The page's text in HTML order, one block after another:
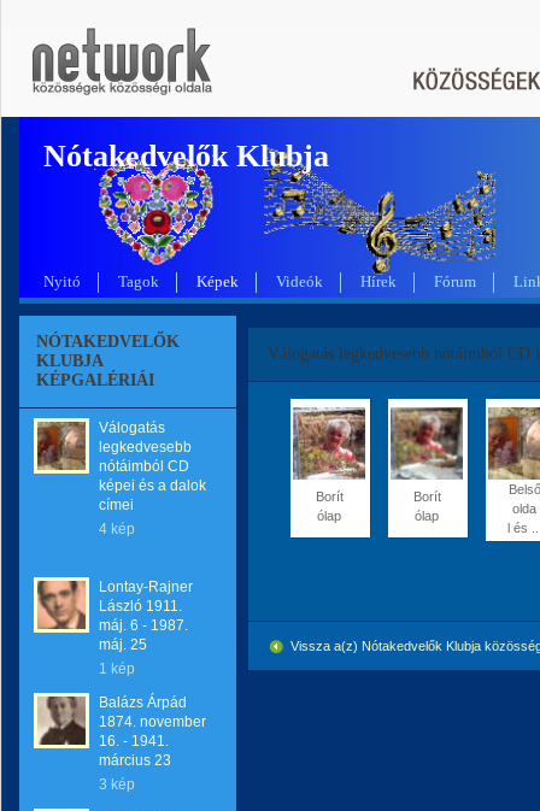
Nótakedvelők Klubja
Nyitó Tagok Képek Videók Hírek Fórum
NÓTAKEDVELŐK
KLUBJA
KÉPGALÉRIÁI
Válogatás
legkedvesebb
nótáimból CD
képei és a dalok
címei
4 kép
Lontay-Rajner
László 1911.
máj. 6 - 1987.
máj. 25
1 kép
Balázs Árpád
1874. november
16. - 1941.
március 23
3 kép
Válogatás legkedvesebb nótáimból CD
Borít
ólap
Borít
ólap
Belső
olda
l és
Vissza a(z) Nótakedvelők Klubja